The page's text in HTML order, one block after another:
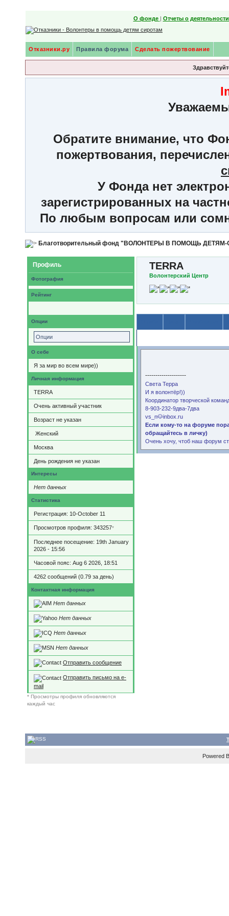
О фонде | Отчеты о
Отказники.ру Правила форума Сделать пожертвование
Обратите внимание, что
пожертвования,
У Фонда нет
зарегистрированных на
По любым вопросам или
Благотворительный фонд "ВОЛОНТЕРЫ В ПОМОЩЬ
Профиль
Фотография
Рейтинг
Опции
Опции
О себе
Я за мир во всем мире))
Личная информация
TERRA
Очень активный участник
Возраст не указан
Женский
Москва
День рождения не указан
Интересы
Нет данных
Статистика
Регистрация: 10-October 11
Просмотров профиля: 343257*
Последнее посещение: 19th January
2026 - 15:56
Часовой пояс: Aug 6 2026, 18:51
4262 сообщений (0.79 за день)
Контактная информация
Нет данных
Нет данных
Нет данных
Нет данных
Отправить сообщение
Отправить письмо на e-
mail
* Просмотры профиля обновляются
каждый час
TERRA
Волонтерский Центр
--------------------
Света Терра
И я волонтёр!))
Координатор творческой
8-903-232-9два-7два
vs_n🐶inbox.ru
Если кому-то на форуме
обращайтесь в личку)
Очень хочу, чтоб наш форум
Powered